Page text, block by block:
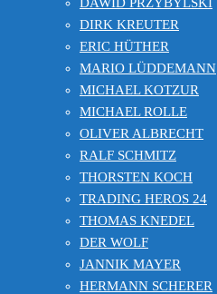
DIRK KREUTER
ERIC HÜTHER
MARIO LÜDDEMANN
MICHAEL KOTZUR
MICHAEL ROLLE
OLIVER ALBRECHT
RALF SCHMITZ
THORSTEN KOCH
TRADING HEROS 24
THOMAS KNEDEL
DER WOLF
JANNIK MAYER
HERMANN SCHERER